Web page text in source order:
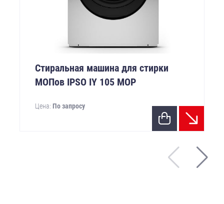
Стиральная машина для стирки
МОПов IPSO IY 105 MOP
Цена: По запросу